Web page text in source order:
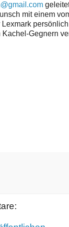
mit einem
Kachel-Gegnern